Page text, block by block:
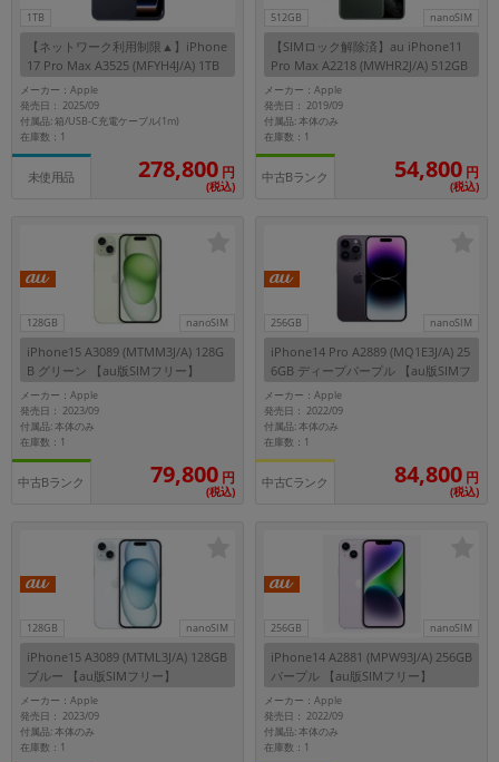
1TB
【ネットワーク利用制限▲】iPhone
17 Pro Max A3525 (MFYH4J/A) 1TB
ディープブルー 【au版SIMフリー】
メーカー：Apple
発売日： 2025/09
付属品: 箱/USB-C充電ケーブル(1m)
在庫数：1
未使用品 278,800 円
(税込)
512GB nanoSIM
【SIMロック解除済】au iPhone11
Pro Max A2218 (MWHR2J/A) 512GB
ミッドナイトグリーン
メーカー：Apple
発売日： 2019/09
付属品: 本体のみ
在庫数：1
中古Bランク 54,800 円
(税込)
128GB nanoSIM
iPhone15 A3089 (MTMM3J/A) 128G
B グリーン 【au版SIMフリー】
メーカー：Apple
発売日： 2023/09
付属品: 本体のみ
在庫数：1
中古Bランク 79,800 円
(税込)
256GB nanoSIM
iPhone14 Pro A2889 (MQ1E3J/A) 25
6GB ディープパープル 【au版SIMフ
リー】
メーカー：Apple
発売日： 2022/09
付属品: 本体のみ
在庫数：1
中古Cランク 84,800 円
(税込)
128GB nanoSIM
iPhone15 A3089 (MTML3J/A) 128GB
ブルー 【au版SIMフリー】
メーカー：Apple
発売日： 2023/09
付属品: 本体のみ
在庫数：1
256GB nanoSIM
iPhone14 A2881 (MPW93J/A) 256GB
パープル 【au版SIMフリー】
メーカー：Apple
発売日： 2022/09
付属品: 本体のみ
在庫数：1